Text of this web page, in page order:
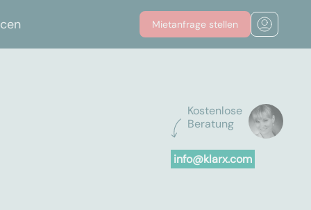
Mietanfrage stellen
Kostenlose
Beratung
info@klarx.com